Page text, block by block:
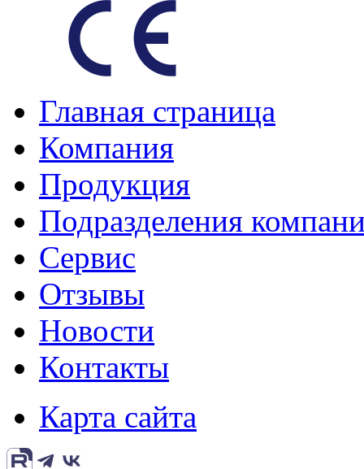
Главная страница
Компания
Продукция
Подразделения
Сервис
Отзывы
Новости
Контакты
Карта сайта